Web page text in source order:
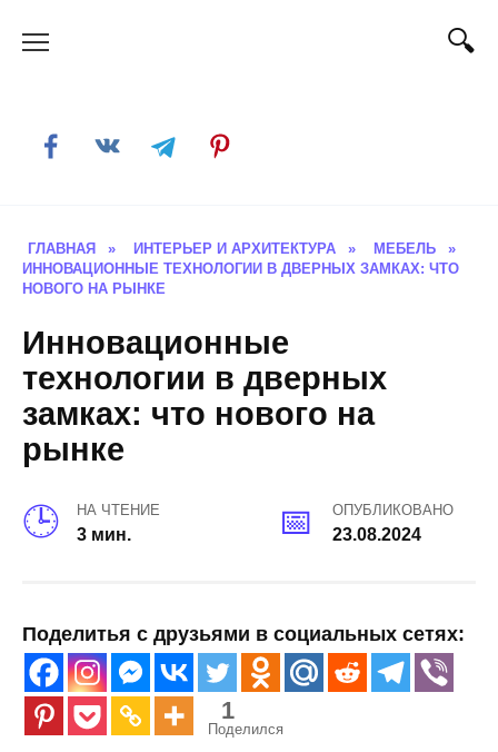
ГЛАВНАЯ » ИНТЕРЬЕР И АРХИТЕКТУРА » МЕБЕЛЬ
»
ИННОВАЦИОННЫЕ ТЕХНОЛОГИИ В ДВЕРНЫХ ЗАМКАХ: ЧТО
НОВОГО НА РЫНКЕ
Инновационные
технологии в дверных
замках: что нового на
рынке
НА ЧТЕНИЕ
3 мин.
ОПУБЛИКОВАНО
23.08.2024
Поделитья с друзьями в социальных сетях:
1
Поделился